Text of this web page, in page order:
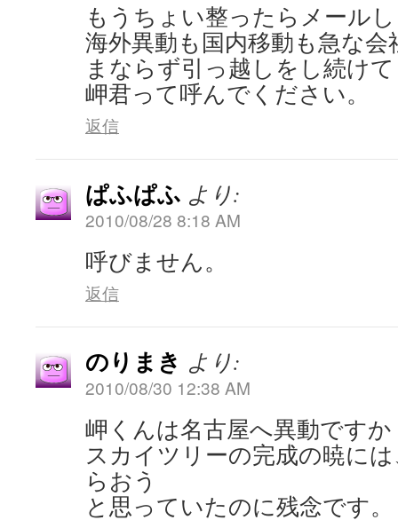
もうちょい整ったらメール
海外異動も国内移動も急な
まならず引っ越しをし続け
岬君って呼んでください。
返信
ぱふぱふ より:
2010/08/28 8:18 AM
呼びません。
返信
のりまき より:
2010/08/30 12:38 AM
岬くんは名古屋へ異動ですか
スカイツリーの完成の暁に
らおう
と思っていたのに残念です。